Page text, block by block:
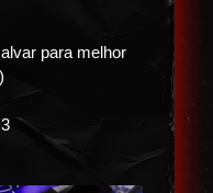
para melhor